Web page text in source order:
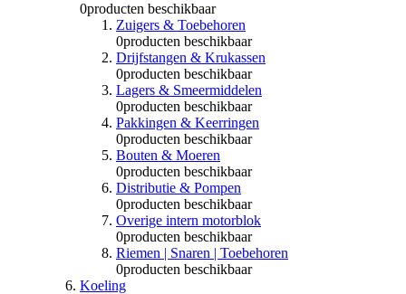
0producten beschikbaar
Zuigers & Toebehoren
0producten beschikbaar
Drijfstangen & Krukassen
0producten beschikbaar
Lagers & Smeermiddelen
0producten beschikbaar
Pakkingen & Keerringen
0producten beschikbaar
Bouten & Moeren
0producten beschikbaar
Distributie & Pompen
0producten beschikbaar
Overige intern motorblok
0producten beschikbaar
Riemen | Snaren | Toebehoren
0producten beschikbaar
Koeling